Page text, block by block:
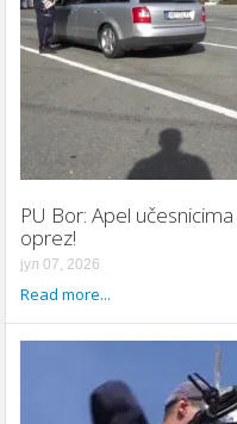
PU Bor: Apel
oprez!
јул 07, 2026
Read more...